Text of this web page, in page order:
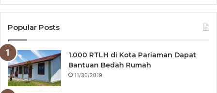
Popular Posts
1.000 RTLH di Kota Pariaman Dapat
Bantuan Bedah Rumah
11/30/2019